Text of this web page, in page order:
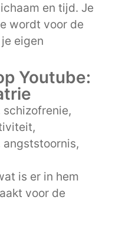
en tijd. Je
wordt voor de
eigen
Youtube:
is er in hem
voor de